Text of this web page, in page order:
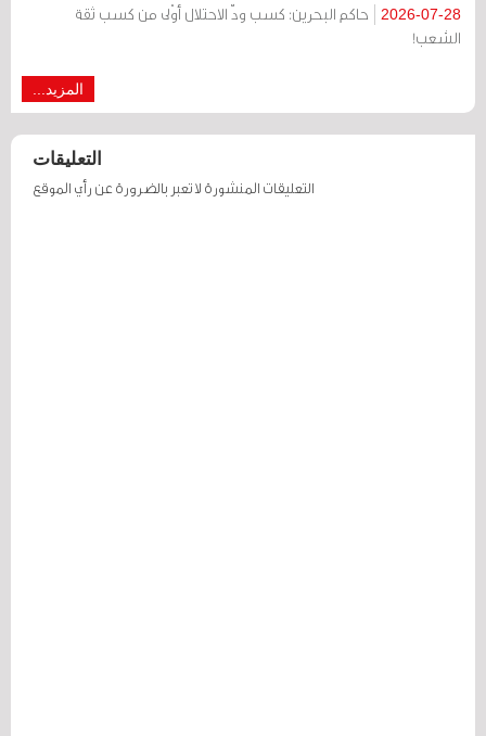
2026-07-28
حاكم البحرين: كسب ودّ الاحتلال أوْلى من كسب ثقة
الشعب!
المزيد...
التعليقات
التعليقات المنشورة لا تعبر بالضرورة عن رأي الموقع